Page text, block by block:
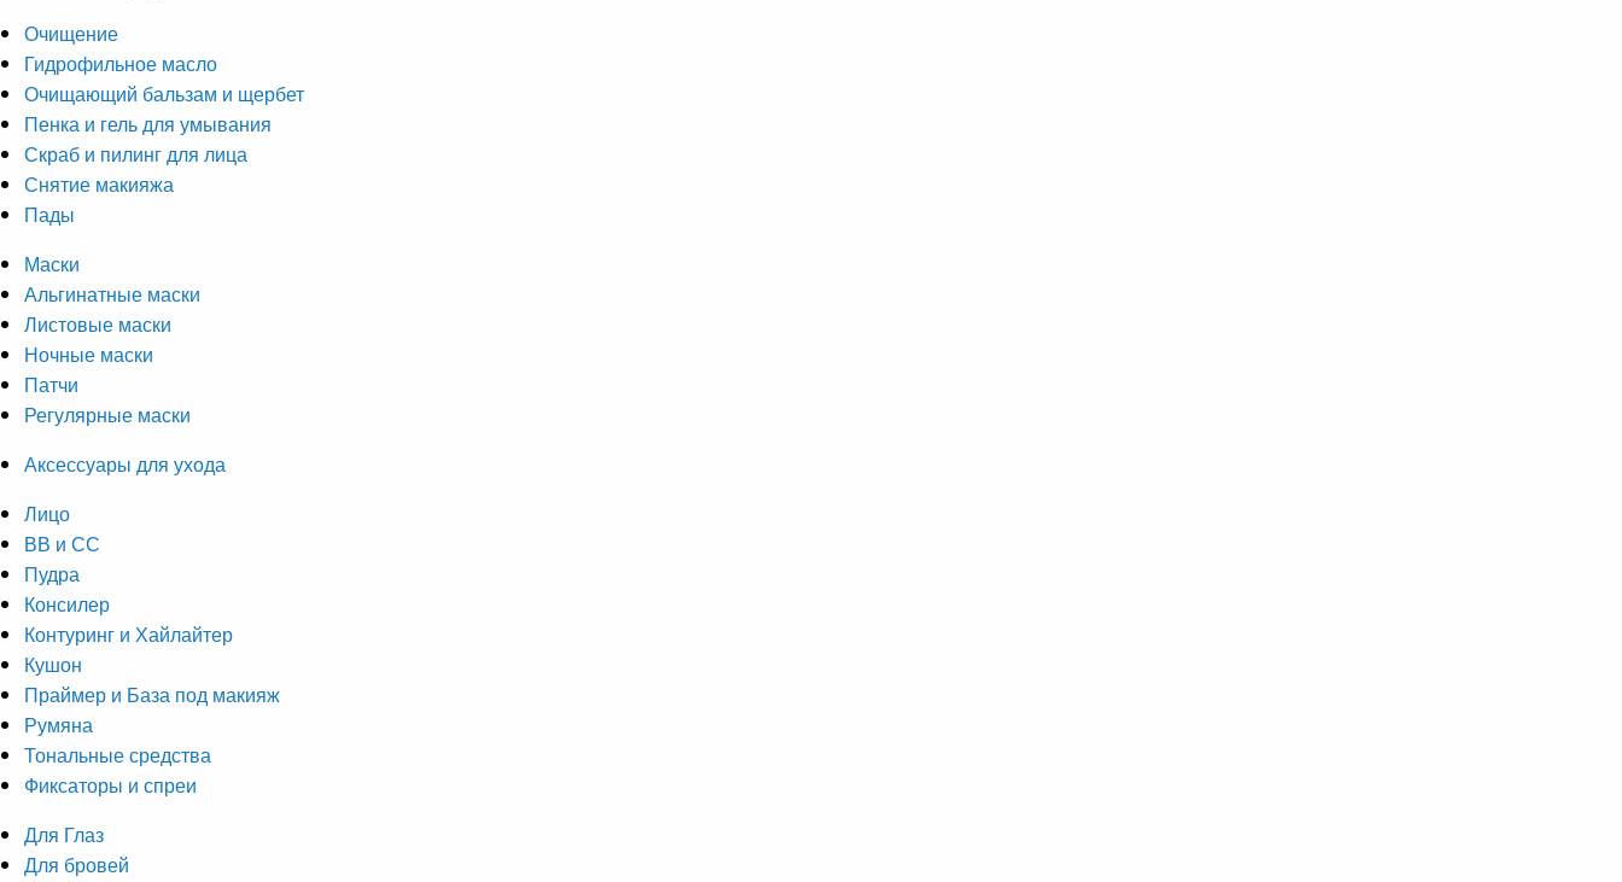
Очищение
Гидрофильное масло
Очищающий бальзам и щербет
Пенка и гель для умывания
Скраб и пилинг для лица
Снятие макияжа
Пады
Маски
Альгинатные маски
Листовые маски
Ночные маски
Патчи
Регулярные маски
Аксессуары для ухода
Лицо
ВВ и СС
Пудра
Консилер
Контуринг и Хайлайтер
Кушон
Праймер и База под макияж
Румяна
Тональные средства
Фиксаторы и спреи
Для Глаз
Для бровей